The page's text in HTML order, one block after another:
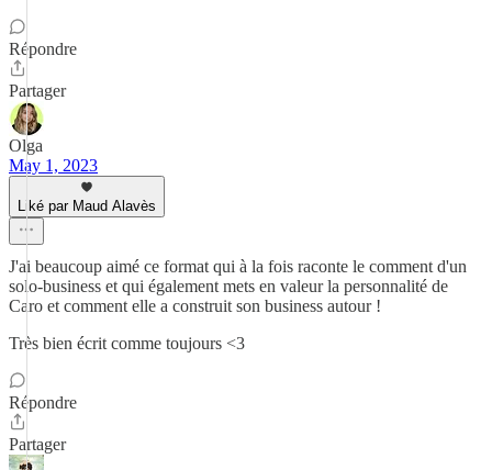
Répondre
Partager
Olga
May 1, 2023
Liké par Maud Alavès
J'ai beaucoup aimé ce format qui à la fois raconte le comment d'un
solo-business et qui également mets en valeur la personnalité de
Caro et comment elle a construit son business autour !
Très bien écrit comme toujours <3
Répondre
Partager